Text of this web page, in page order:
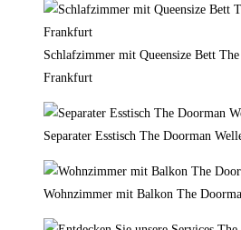
Schlafzimmer mit Queensize Bett
Frankfurt
Separater Esstisch The Doorman
Wohnzimmer mit Balkon The